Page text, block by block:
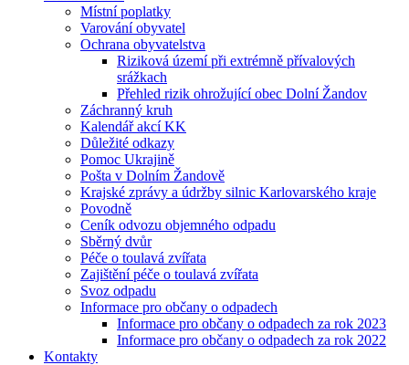
Místní poplatky
Varování obyvatel
Ochrana obyvatelstva
Riziková území při extrémně přívalových
srážkach
Přehled rizik ohrožující obec Dolní Žandov
Záchranný kruh
Kalendář akcí KK
Důležité odkazy
Pomoc Ukrajině
Pošta v Dolním Žandově
Krajské zprávy a údržby silnic Karlovarského kraje
Povodně
Ceník odvozu objemného odpadu
Sběrný dvůr
Péče o toulavá zvířata
Zajištění péče o toulavá zvířata
Svoz odpadu
Informace pro občany o odpadech
Informace pro občany o odpadech za rok 2023
Informace pro občany o odpadech za rok 2022
Kontakty